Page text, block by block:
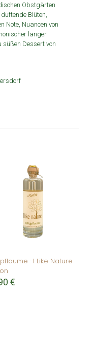
Obstgärten
Blüten,
Note, Nuancen von
langer
Dessert von
· I Like Nature
€